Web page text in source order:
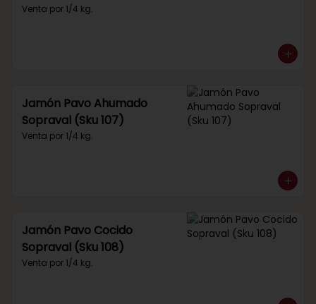
Venta por 1/4 kg.
Jamón Pavo Ahumado
Sopraval (Sku 107)
Venta por 1/4 kg.
Jamón Pavo Cocido
Sopraval (Sku 108)
Venta por 1/4 kg.